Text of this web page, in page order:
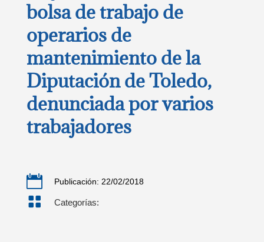
bolsa de trabajo de
operarios de
mantenimiento de la
Diputación de Toledo,
denunciada por varios
trabajadores
 Publicación: 22/02/2018
 Categorías: